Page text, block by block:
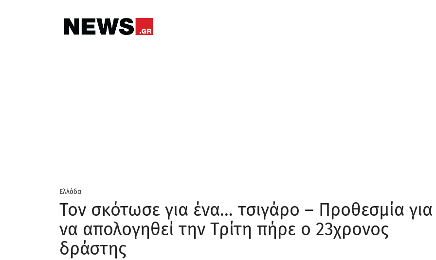
Ελλάδα
Τον σκότωσε για ένα… τσιγάρο – Προθεσμία για
να απολογηθεί την Τρίτη πήρε ο 23χρονος
δράστης